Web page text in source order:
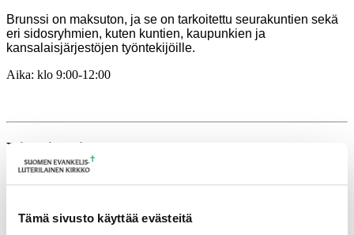
Tämä sivusto käyttää evästeitä
Brunssi on maksuton, ja se on tarkoitettu seurakuntien sekä
eri sidosryhmien, kuten kuntien, kaupunkien ja
kansalaisjärjestöjen työntekijöille.
Aika: klo 9:00-12:00
Lisätietoja
timo.frilander@evl.fi
Tulevia tapahtumia